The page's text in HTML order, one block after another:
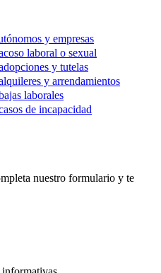
y empresas
laboral o sexual
y tutelas
y arrendamientos
laborales
de incapacidad
nuestro formulario y te